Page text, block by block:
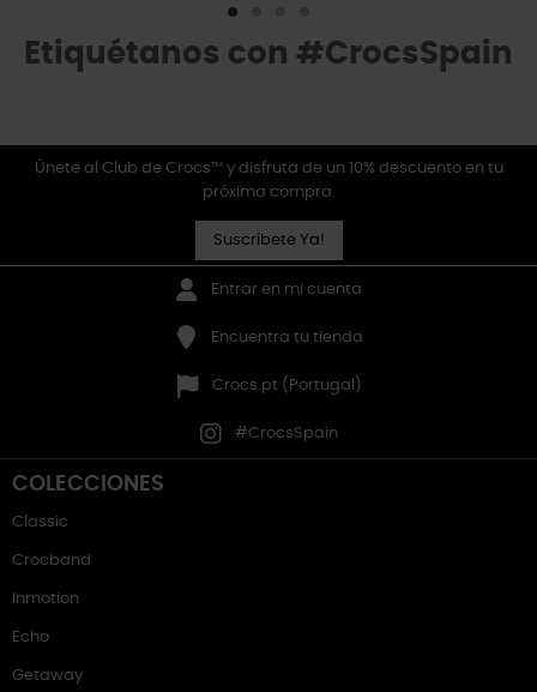
Etiquétanos con #CrocsSpain
Únete al Club de Crocs™ y disfruta de un 10% descuento en tu
próxima compra.
Suscríbete Ya!
Entrar en mi cuenta
Encuentra tu tienda
Crocs.pt (Portugal)
#CrocsSpain
COLECCIONES
Classic
Crocband
Inmotion
Echo
Getaway